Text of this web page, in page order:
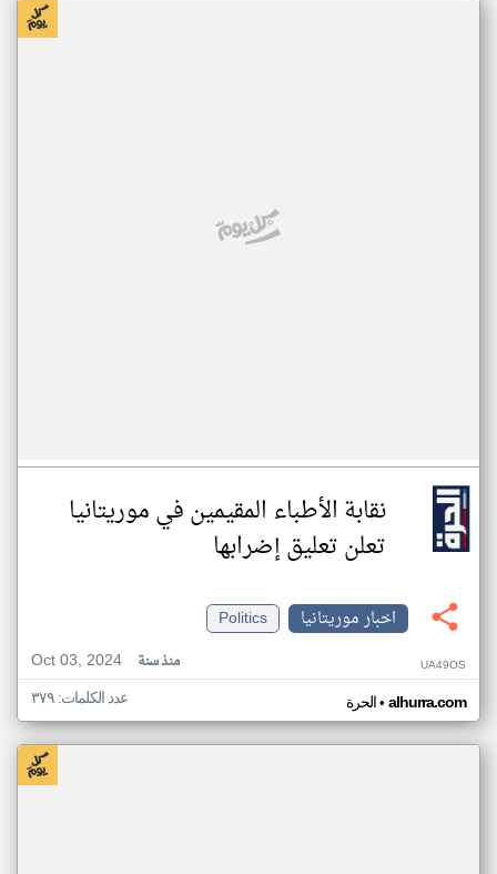
نقابة الأطباء المقيمين في موريتانيا
تعلن تعليق إضرابها
اخبار موريتانيا
Politics
Oct 03, 2024
منذ سنة UA49OS
الحرة• alhurra.com عدد الكلمات: ٣٧٩